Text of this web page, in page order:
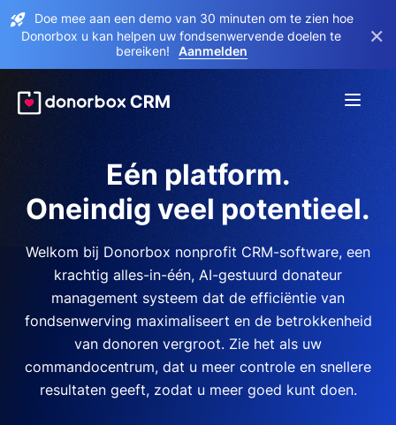
Doe mee aan een demo van 30 minuten om te zien hoe
Donorbox u kan helpen uw fondsenwervende doelen te
bereiken!
Aanmelden
×
Eén platform.
Oneindig veel potentieel.
Welkom bij Donorbox nonprofit CRM-software, een
krachtig alles-in-één, AI-gestuurd donateur
management systeem dat de efficiëntie van
fondsenwerving maximaliseert en de betrokkenheid
van donoren vergroot. Zie het als uw
commandocentrum, dat u meer controle en snellere
resultaten geeft, zodat u meer goed kunt doen.